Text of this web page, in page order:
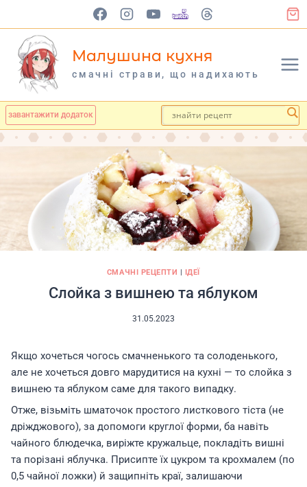
вмісту
Малушина кухня
cмачні страви, що надихають
завантажити додаток
СМАЧНІ РЕЦЕПТИ | ІДЕЇ
Слойка з вишнею та яблуком
31.05.2023
Якщо хочеться чогось смачненького та солоденького,
але не хочеться довго марудитися на кухні — то слойка з
вишнею та яблуком саме для такого випадку.
Отже, візьміть шматочок простого листкового тіста (не
дріжджового), за допомоги круглої форми, ба навіть
чайного блюдечка, виріжте кружальце, покладіть вишні
та порізані яблучка. Присипте їх цукром та крохмалем (по
0,5 чайної ложки) й защипніть краї, залишаючи